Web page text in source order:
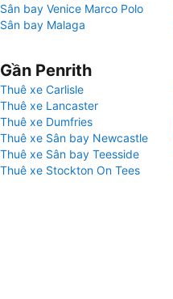
Sân bay Venice Marco Polo
Sân bay Malaga
Gần Penrith
Thuê xe Carlisle
Thuê xe Lancaster
Thuê xe Dumfries
Thuê xe Sân bay Newcastle
Thuê xe Sân bay Teesside
Thuê xe Stockton On Tees